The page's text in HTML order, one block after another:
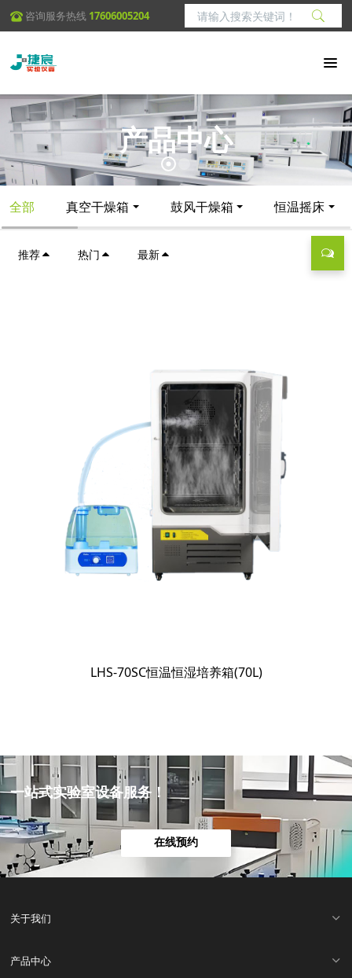
咨询服务热线 17606005204
产品中心
全部 真空干燥箱 鼓风干燥箱 恒温摇床
推荐 热门 最新
LHS-70SC恒温恒湿培养箱(70L)
一站式实验室设备服务！
在线预约
关于我们
产品中心